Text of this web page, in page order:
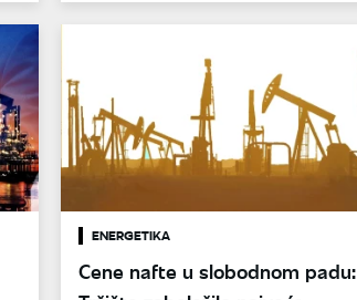
ENERGETIKA
Cene nafte u slobodnom padu: